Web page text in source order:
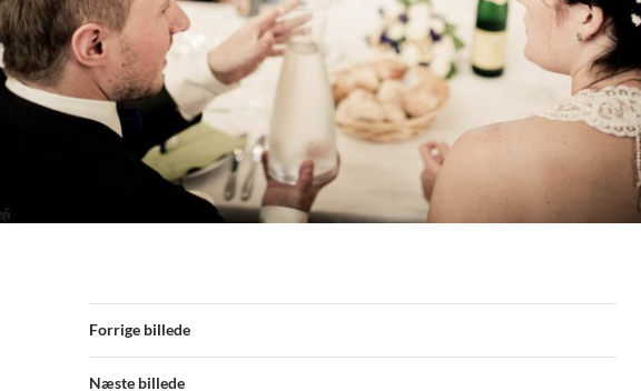
Forrige billede
Næste billede